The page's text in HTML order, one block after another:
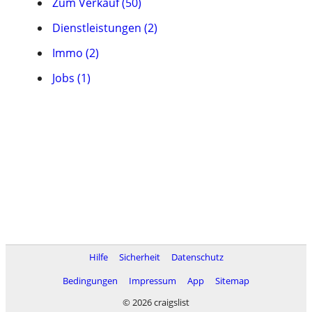
Dienstleistungen (2)
Immo (2)
Jobs (1)
Hilfe Sicherheit
Datenschutz
Bedingungen
Impressum App
Sitemap
© 2026 craigslist